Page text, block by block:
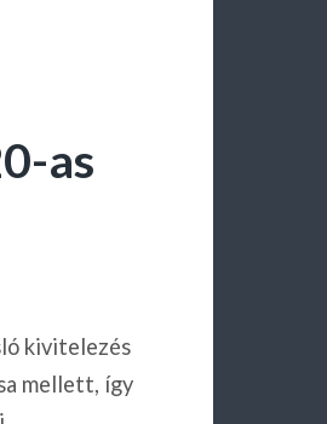
as
kivitelezés
mellett, így